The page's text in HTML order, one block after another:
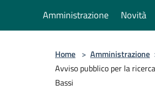
Amministrazione Novità
Home > Amministrazione
Avviso pubblico per la
Bassi